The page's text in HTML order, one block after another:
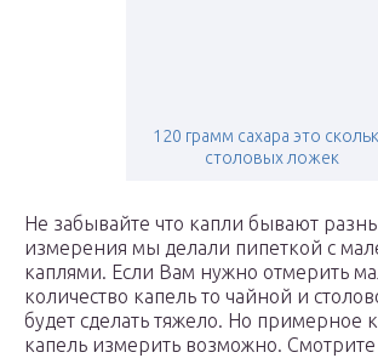
120 грамм сахара это
столовых ложек
Не забывайте что капли бывают
измерения мы делали пипеткой с
каплями. Если Вам нужно отмерить
количество капель то чайной и
будет сделать тяжело. Но примерное
капель измерить возможно.